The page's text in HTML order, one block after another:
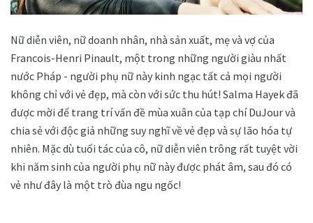
Nữ diễn viên, nữ doanh nhân, nhà sản xuất, mẹ và vợ của
Francois-Henri Pinault, một trong những người giàu nhất
nước Pháp - người phụ nữ này kinh ngạc tất cả mọi người
không chỉ với vẻ đẹp, mà còn với sức thu hút! Salma Hayek đã
được mời để trang trí vấn đề mùa xuân của tạp chí DuJour và
chia sẻ với độc giả những suy nghĩ về vẻ đẹp và sự lão hóa tự
nhiên. Mặc dù tuổi tác của cô, nữ diễn viên trông rất tuyệt vời
khi năm sinh của người phụ nữ này được phát âm, sau đó có
vẻ như đây là một trò đùa ngu ngốc!